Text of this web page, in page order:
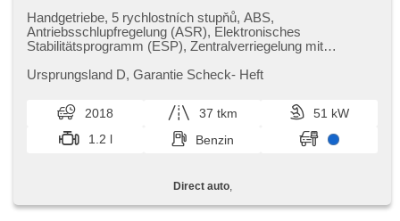
Handgetriebe, 5 rychlostních stupňů, ABS,
Antriebsschlupfregelung (ASR), Elektronisches
Stabilitätsprogramm (ESP), Zentralverriegelung mit
Spiegel, Alufelgen, Tempomat, Multifunktionslenkrad,
Außenthermometer, Reifendrucksensor, asistent rozjezdu
do kopce (HSA), isofix, Lenkrad einstellbar, USB
Ursprungsland D,​ Garantie Scheck​- Heft
2018 37 tkm
51 kW
1.2 l
Benzin
Direct auto,